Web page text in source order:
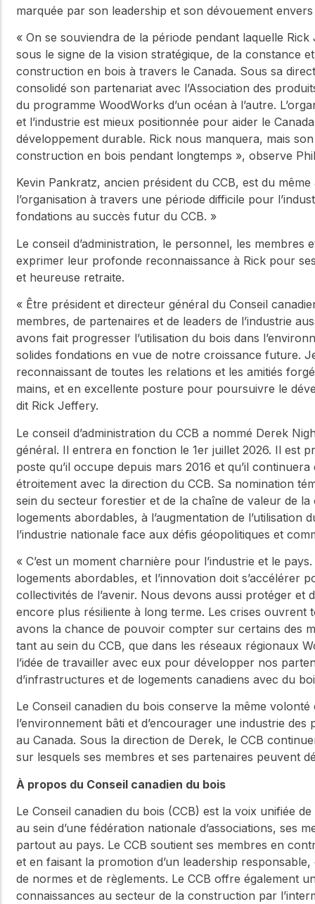
marquée par son leadership et son dévouement
« On se souviendra de la période pendant laquelle
sous le signe de la vision stratégique, de la constance
construction en bois à travers le Canada. Sous sa
consolidé son partenariat avec l’Association des
du programme WoodWorks d’un océan à l’autre.
et l’industrie est mieux positionnée pour aider le
développement durable. Rick nous manquera, mais
construction en bois pendant longtemps », observe
Kevin Pankratz, ancien président du CCB, est du
l’organisation à travers une période difficile pour
fondations au succès futur du CCB. »
Le conseil d’administration, le personnel, les
exprimer leur profonde reconnaissance à Rick pour
et heureuse retraite.
« Être président et directeur général du Conseil
membres, de partenaires et de leaders de l’industrie
avons fait progresser l’utilisation du bois dans
solides fondations en vue de notre croissance future.
reconnaissant de toutes les relations et les amitiés
mains, et en excellente posture pour poursuivre le
dit Rick Jeffery.
Le conseil d’administration du CCB a nommé Derek
général. Il entrera en fonction le 1er juillet 2026. Il est
poste qu’il occupe depuis mars 2016 et qu’il
étroitement avec la direction du CCB. Sa nomination
sein du secteur forestier et de la chaîne de valeur de
logements abordables, à l’augmentation de
l’industrie nationale face aux défis géopolitiques et
« C’est un moment charnière pour l’industrie et le
logements abordables, et l’innovation doit s’accélérer
collectivités de l’avenir. Nous devons aussi protéger
encore plus résiliente à long terme. Les crises
avons la chance de pouvoir compter sur certains des
tant au sein du CCB, que dans les réseaux régionaux
l’idée de travailler avec eux pour développer nos
d’infrastructures et de logements canadiens avec du
Le Conseil canadien du bois conserve la même
l’environnement bâti et d’encourager une industrie
au Canada. Sous la direction de Derek, le CCB
sur lesquels ses membres et ses partenaires peuvent
À propos du Conseil canadien du bois
Le Conseil canadien du bois (CCB) est la voix unifiée
au sein d’une fédération nationale d’associations, ses
partout au pays. Le CCB soutient ses membres en
et en faisant la promotion d’un leadership
de normes et de règlements. Le CCB offre également
connaissances au secteur de la construction par